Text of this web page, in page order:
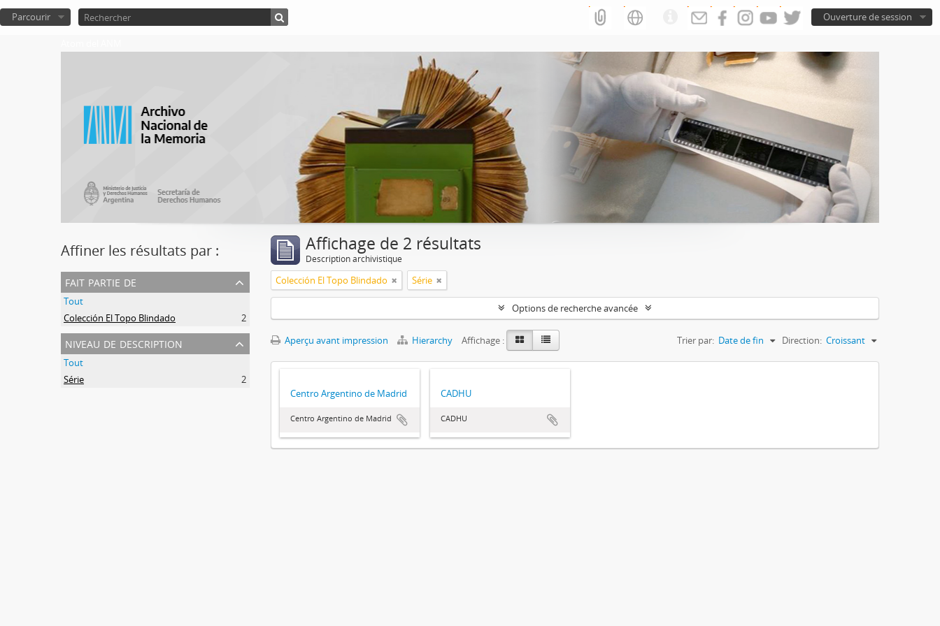
Ouverture de session
Parcourir
Affiner les résultats par :
fait partie de
Tout
Colección El Topo Blindado
2
niveau de description
Tout
Série
2
Affichage de 2 résultats
Description archivistique
Colección El Topo Blindado Série
Options de recherche avancée
Aperçu avant impression Hierarchy Affichage : Trier par: Date de fin Direction: Croissant
Centro Argentino de Madrid
Centro Argentino de Madrid
CADHU
CADHU